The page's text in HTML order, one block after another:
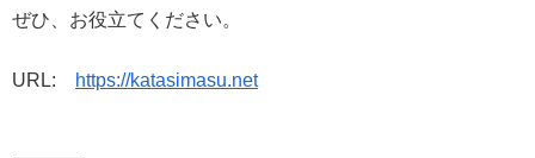
ぜひ、お役立てください。
URL: https://katasimasu.net